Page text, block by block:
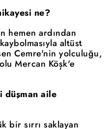
ne?
hemen ardından
altüst
Cemre'nin yolculuğu,
Mercan Köşk'e
düşman aile
bir sırrı saklayan